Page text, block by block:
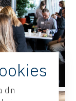
din